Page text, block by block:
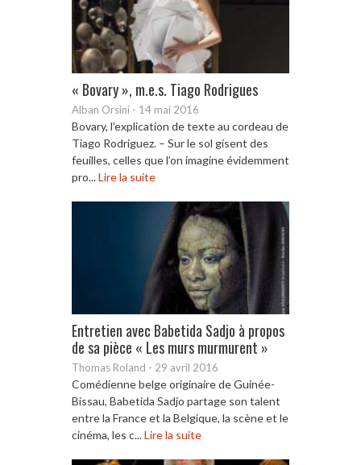
« Bovary », m.e.s. Tiago Rodrigues
Alban Orsini - 14 mai 2016
Bovary, l’explication de texte au cordeau de
Tiago Rodriguez. – Sur le sol gisent des
feuilles, celles que l’on imagine évidemment
pro...Lire la suite
Entretien avec Babetida Sadjo à propos
de sa pièce « Les murs murmurent »
Thomas Roland - 29 avril 2016
Comédienne belge originaire de Guinée-
Bissau, Babetida Sadjo partage son talent
entre la France et la Belgique, la scène et le
cinéma, les c...Lire la suite